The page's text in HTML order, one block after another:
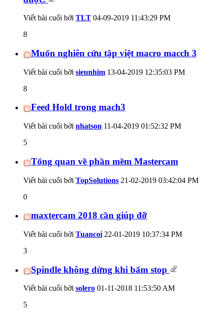
Viết bài cuối bởi TLT 04-09-2019 11:43:29 PM
8
Muốn nghiên cứu tập việt macro macch 3
Viết bài cuối bởi sieunhim 13-04-2019 12:35:03 PM
8
Feed Hold trong mach3
Viết bài cuối bởi nhatson 11-04-2019 01:52:32 PM
5
Tổng quan về phần mềm Mastercam
Viết bài cuối bởi TopSolutions 21-02-2019 03:42:04 PM
0
maxtercam 2018 cần giúp đỡ
Viết bài cuối bởi Tuancoi 22-01-2019 10:37:34 PM
3
Spindle không dừng khi bấm stop
Viết bài cuối bởi solero 01-11-2018 11:53:50 AM
5